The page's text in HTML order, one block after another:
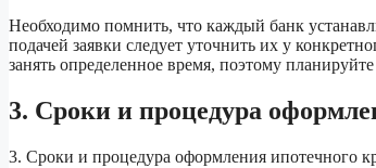
Необходимо помнить, что каждый банк
подачей заявки следует уточнить их у
занять определенное время, поэтому
3. Сроки и процедура
3. Сроки и процедура оформления ипотечного